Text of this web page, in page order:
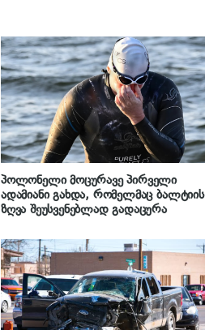
პოლონელი მოცურავე პირველი
ადამიანი გახდა, რომელმაც ბალტიის
ზღვა შეუსვენებლად გადაცურა